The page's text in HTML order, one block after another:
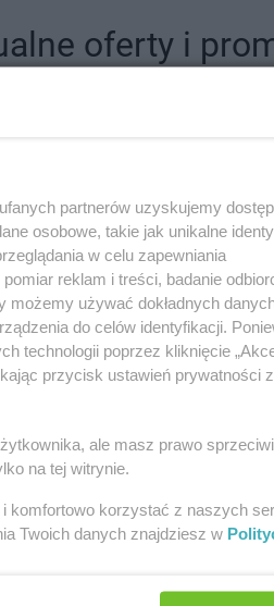
oferty i
duże, znane super- i hipermarkety.
dino
1 gazetka
Dodaj do
partnerów uzyskujemy
osobowe, takie jak unikalne
w celu zapewniania
reklam i treści, badanie
możemy używać dokładnych
do celów identyfikacji.
technologii poprzez kliknięcie
przycisk ustawień prywatności
ale masz prawo
na tej witrynie.
komfortowo korzystać z naszych
Twoich danych znajdziesz w